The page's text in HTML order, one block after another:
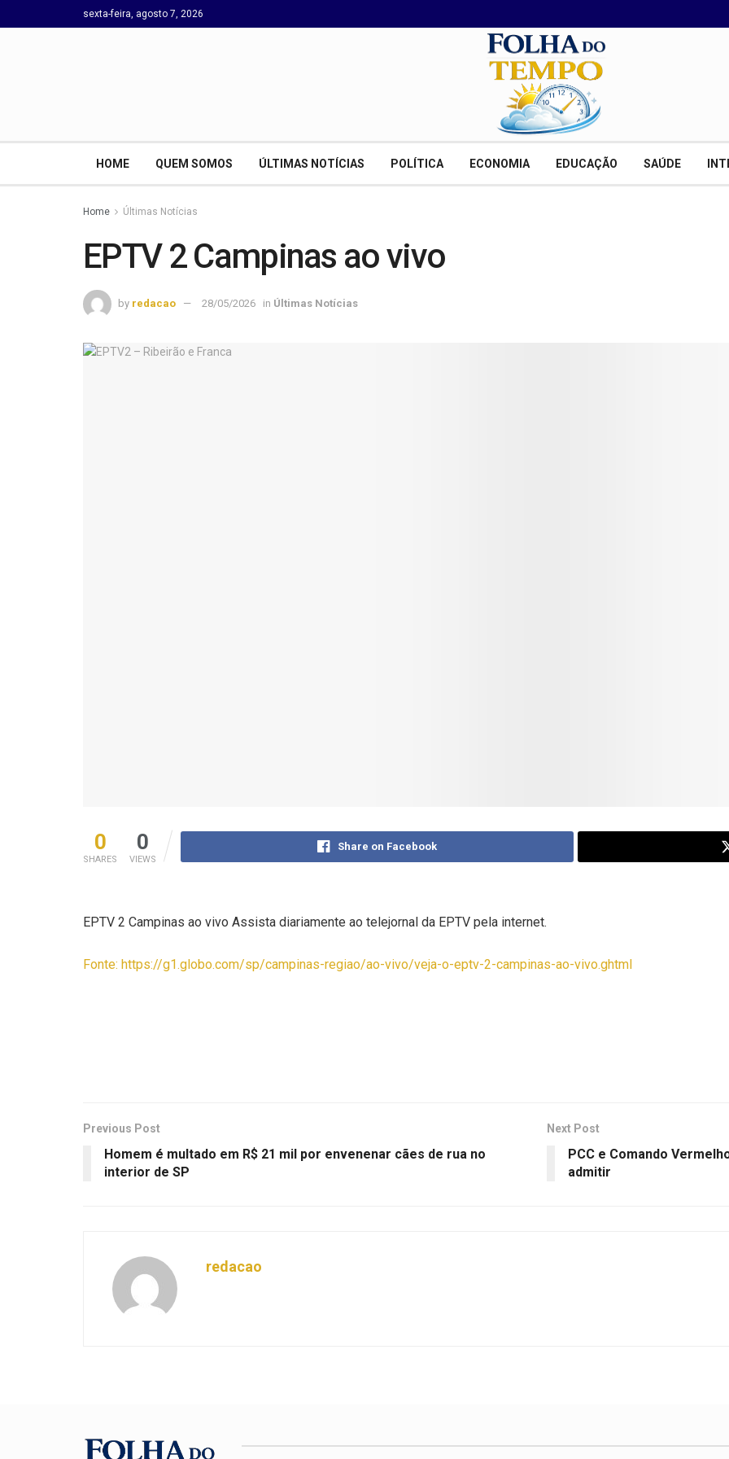
sexta-feira, agosto 7, 2026
HOME QUEM SOMOS ÚLTIMAS NOTÍCIAS POLÍTICA ECONOMIA EDUCAÇÃO SAÚDE
Home Últimas Notícias
EPTV 2 Campinas ao vivo
by redacao 28/05/2026 in Últimas Notícias
0
SHARES
0
VIEWS
Share on Facebook
EPTV 2 Campinas ao vivo Assista diariamente ao telejornal da EPTV pela internet.
Fonte: https://g1.globo.com/sp/campinas-regiao/ao-vivo/veja-o-eptv-2-campinas-ao-vivo.ghtml
Previous Post
Homem é multado em R$ 21 mil por envenenar cães de rua no
interior de SP
Next Post
PCC e Comando
admitir
redacao